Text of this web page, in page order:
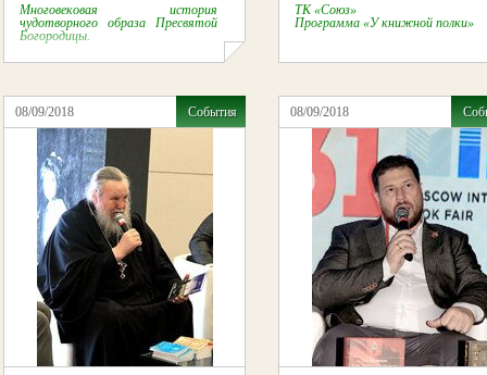
Многовековая история
чудотворного образа Пресвятой
Богородицы.
ТК «Союз»
Программа «У книжной полки»
08/09/2018 События 08/09/2018